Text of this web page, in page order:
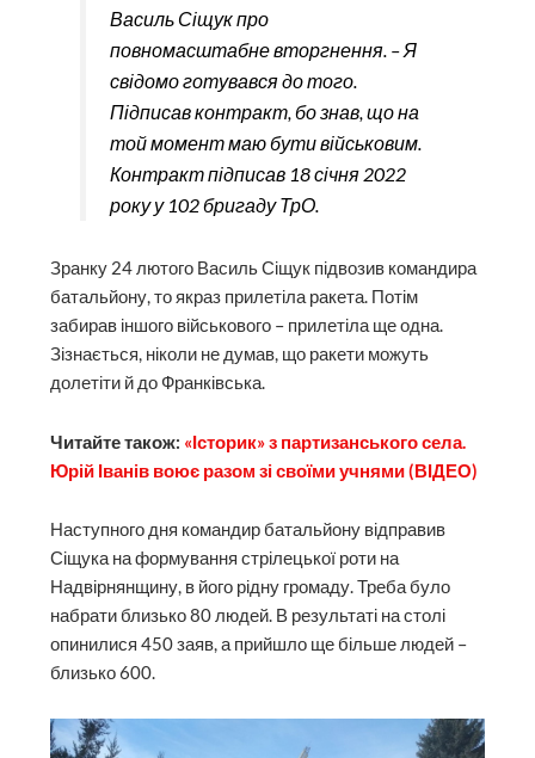
Василь Сіщук про
повномасштабне вторгнення. – Я
свідомо готувався до того.
Підписав контракт, бо знав, що на
той момент маю бути військовим.
Контракт підписав 18 січня 2022
року у 102 бригаду ТрО.
Зранку 24 лютого Василь Сіщук підвозив командира
батальйону, то якраз прилетіла ракета. Потім
забирав іншого військового – прилетіла ще одна.
Зізнається, ніколи не думав, що ракети можуть
долетіти й до Франківська.
Читайте також: «Історик» з партизанського села.
Юрій Іванів воює разом зі своїми учнями (ВІДЕО)
Наступного дня командир батальйону відправив
Сіщука на формування стрілецької роти на
Надвірнянщину, в його рідну громаду. Треба було
набрати близько 80 людей. В результаті на столі
опинилися 450 заяв, а прийшло ще більше людей –
близько 600.